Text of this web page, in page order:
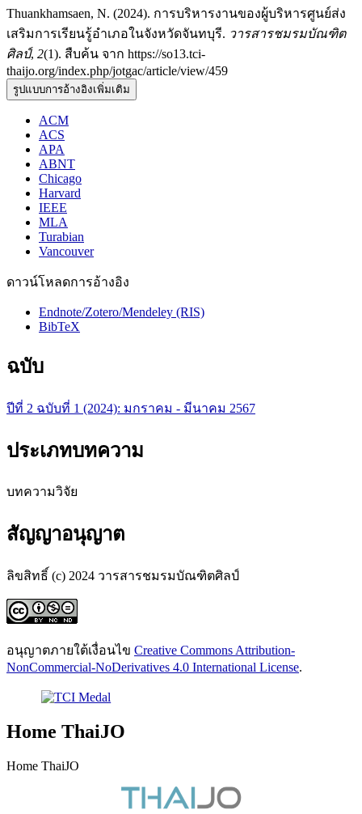
Thuankhamsaen, N. (2024). การบริหารงานของผู้บริหารศูนย์ส่ง
เสริมการเรียนรู้อําเภอในจังหวัดจันทบุรี. วารสารชมรมบัณฑิต
ศิลป์, 2(1). สืบค้น จาก https://so13.tci-
thaijo.org/index.php/jotgac/article/view/459
รูปแบบการอ้างอิงเพิ่มเติม
ACM
ACS
APA
ABNT
Chicago
Harvard
IEEE
MLA
Turabian
Vancouver
ดาวน์โหลดการอ้างอิง
Endnote/Zotero/Mendeley (RIS)
BibTeX
ฉบับ
ปีที่ 2 ฉบับที่ 1 (2024): มกราคม - มีนาคม 2567
ประเภทบทความ
บทความวิจัย
สัญญาอนุญาต
ลิขสิทธิ์ (c) 2024 วารสารชมรมบัณฑิตศิลป์
อนุญาตภายใต้เงื่อนไข Creative Commons Attribution-
NonCommercial-NoDerivatives 4.0 International License.
Home ThaiJO
Home ThaiJO